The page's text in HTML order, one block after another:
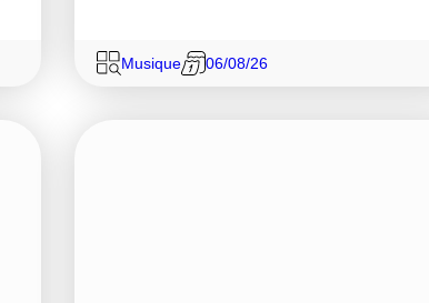
Musique 06/08/26